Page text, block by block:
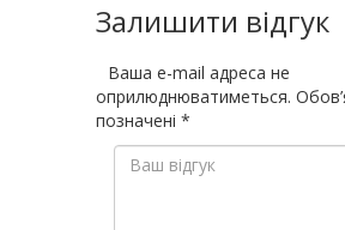
Залишити відгук
Ваша e-mail адреса не
оприлюднюватиметься.
позначені *